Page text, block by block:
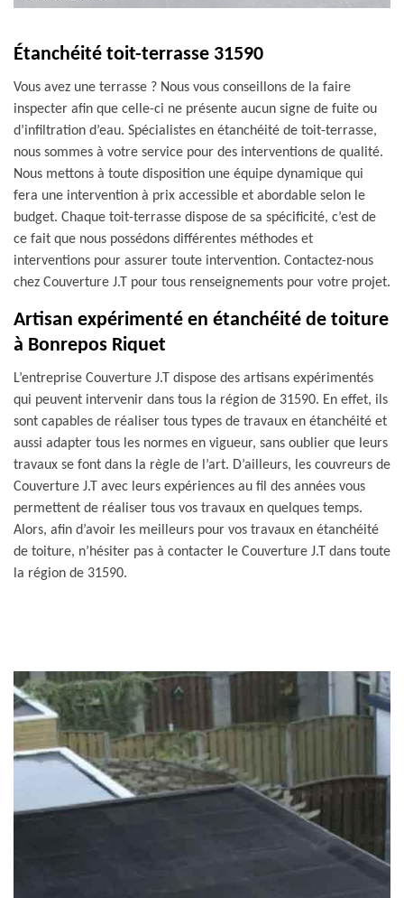
Étanchéité toit-terrasse 31590
Vous avez une terrasse ? Nous vous conseillons de la faire
inspecter afin que celle-ci ne présente aucun signe de fuite ou
d’infiltration d’eau. Spécialistes en étanchéité de toit-terrasse,
nous sommes à votre service pour des interventions de qualité.
Nous mettons à toute disposition une équipe dynamique qui
fera une intervention à prix accessible et abordable selon le
budget. Chaque toit-terrasse dispose de sa spécificité, c’est de
ce fait que nous possédons différentes méthodes et
interventions pour assurer toute intervention. Contactez-nous
chez Couverture J.T pour tous renseignements pour votre projet.
Artisan expérimenté en étanchéité de toiture
à Bonrepos Riquet
L’entreprise Couverture J.T dispose des artisans expérimentés
qui peuvent intervenir dans tous la région de 31590. En effet, ils
sont capables de réaliser tous types de travaux en étanchéité et
aussi adapter tous les normes en vigueur, sans oublier que leurs
travaux se font dans la règle de l’art. D’ailleurs, les couvreurs de
Couverture J.T avec leurs expériences au fil des années vous
permettent de réaliser tous vos travaux en quelques temps.
Alors, afin d’avoir les meilleurs pour vos travaux en étanchéité
de toiture, n’hésiter pas à contacter le Couverture J.T dans toute
la région de 31590.